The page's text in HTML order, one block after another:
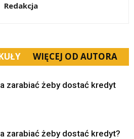
Redakcja
WIĘCEJ OD AUTORA
zarabiać żeby dostać kredyt
zarabiać żeby dostać kredyt?